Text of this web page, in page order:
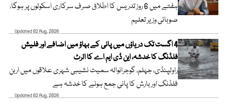
ہفتے میں 6 روز تدریس کا اطلاق صرف سرکاری اسکولوں پر ہوگا،
صوبائی وزیر تعلیم
Updated 02 Aug, 2026
4 اگست تک دریاؤں میں پانی کے بہاؤ میں اضافے اور فلیش
فلڈنگ کا خدشہ، این ڈی ایم اے کا الرٹ
راولپنڈی، جہلم، گوجرانوالہ سمیت نشیبی شہری علاقوں میں اربن
فلڈنگ اور بارش کا پانی جمع ہونے کا خدشہ ہے
Updated 02 Aug, 2026